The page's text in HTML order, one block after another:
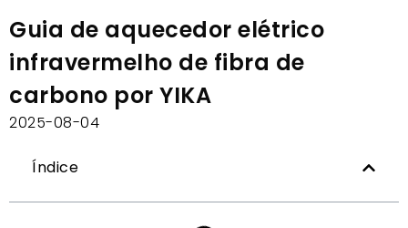
Guia de aquecedor elétrico
infravermelho de fibra de
carbono por YIKA
2025-08-04
Índice